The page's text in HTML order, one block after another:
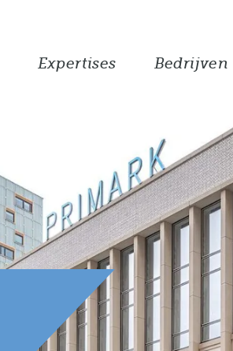
Expertises Bedrijven